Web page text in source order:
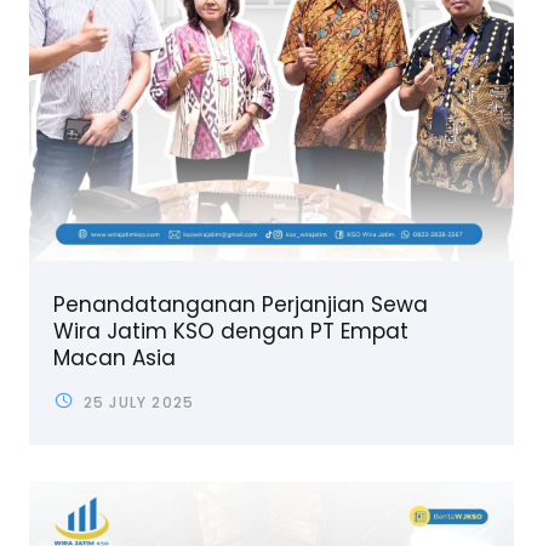
Penandatanganan Perjanjian Sewa
Wira Jatim KSO dengan PT Empat
Macan Asia
25 JULY 2025